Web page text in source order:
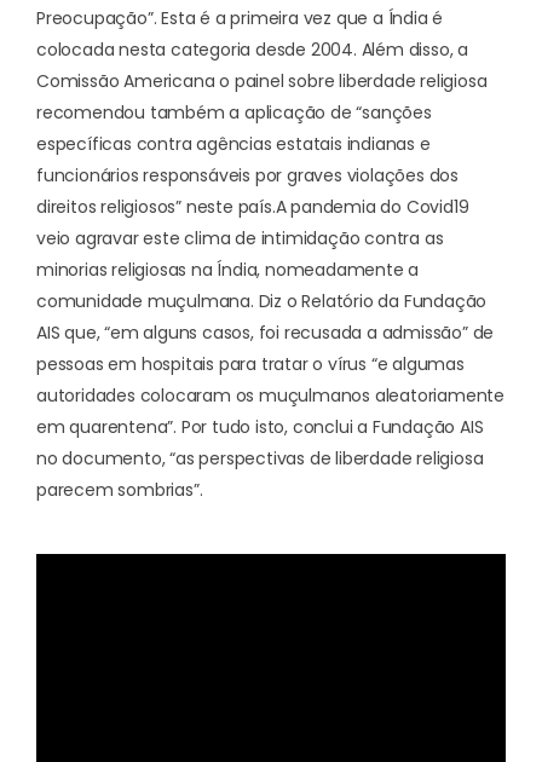
Preocupação”. Esta é a primeira vez que a Índia é
colocada nesta categoria desde 2004. Além disso, a
Comissão Americana o painel sobre liberdade religiosa
recomendou também a aplicação de “sanções
específicas contra agências estatais indianas e
funcionários responsáveis por graves violações dos
direitos religiosos” neste país.A pandemia do Covid19
veio agravar este clima de intimidação contra as
minorias religiosas na Índia, nomeadamente a
comunidade muçulmana. Diz o Relatório da Fundação
AIS que, “em alguns casos, foi recusada a admissão” de
pessoas em hospitais para tratar o vírus “e algumas
autoridades colocaram os muçulmanos aleatoriamente
em quarentena”. Por tudo isto, conclui a Fundação AIS
no documento, “as perspectivas de liberdade religiosa
parecem sombrias”.